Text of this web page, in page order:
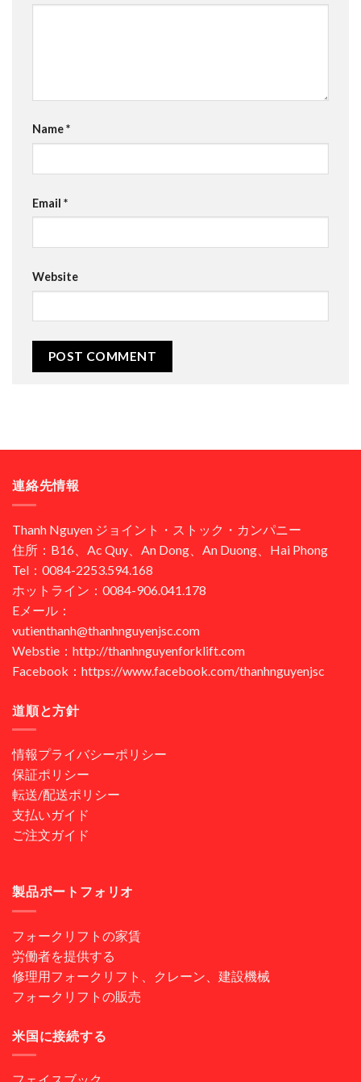
Name*
Email *
Website
連絡先情報
Thanh Nguyen ジョイント・ストック・カンパニー
住所：B16、Ac Quy、An Dong、An Duong、Hai Phong
Tel：0084-2253.594.168
ホットライン：0084-906.041.178
Eメール：
vutienthanh@thanhnguyenjsc.com
Webstie：http://thanhnguyenforklift.com
Facebook：https://www.facebook.com/thanhnguyenjsc
道順と方針
情報プライバシーポリシー
保証ポリシー
転送/配送ポリシー
支払いガイド
ご注文ガイド
製品ポートフォリオ
フォークリフトの家賃
労働者を提供する
修理用フォークリフト、クレーン、建設機械
フォークリフトの販売
米国に接続する